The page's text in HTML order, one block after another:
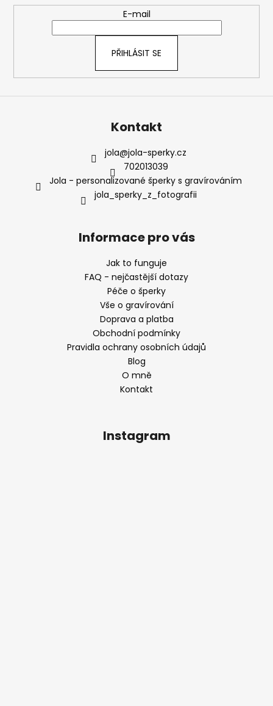
E-mail
PŘIHLÁSIT SE
Kontakt
jola@jola-sperky.cz
702013039
Jola - personalizované šperky s gravírováním
jola_sperky_z_fotografii
Informace pro vás
Jak to funguje
FAQ - nejčastější dotazy
Péče o šperky
Vše o gravírování
Doprava a platba
Obchodní podmínky
Pravidla ochrany osobních údajů
Blog
O mně
Kontakt
Instagram